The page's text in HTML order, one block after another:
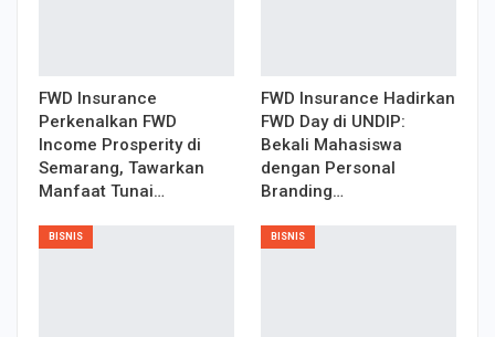
FWD Insurance
Perkenalkan FWD
Income Prosperity di
Semarang, Tawarkan
Manfaat Tunai…
FWD Insurance Hadirkan
FWD Day di UNDIP:
Bekali Mahasiswa
dengan Personal
Branding…
BISNIS BISNIS